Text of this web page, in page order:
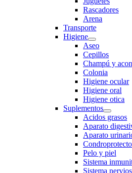
Rascadores
Arena
Transporte
Higiene
Aseo
Cepillos
Champú y
Colonia
Higiene ocular
Higiene oral
Higiene otica
Suplementos
Acidos grasos
Aparato
Aparato
Pelo y piel
Sistema
Sistema